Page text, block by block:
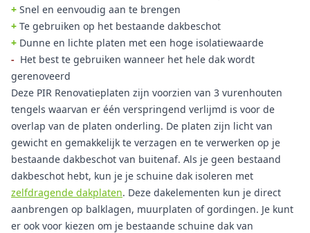
+ Snel en eenvoudig aan te brengen
+ Te gebruiken op het bestaande dakbeschot
+ Dunne en lichte platen met een hoge isolatiewaarde
- Het best te gebruiken wanneer het hele dak wordt
gerenoveerd
Deze PIR Renovatieplaten zijn voorzien van 3 vurenhouten
tengels waarvan er één verspringend verlijmd is voor de
overlap van de platen onderling. De platen zijn licht van
gewicht en gemakkelijk te verzagen en te verwerken op je
bestaande dakbeschot van buitenaf. Als je geen bestaand
dakbeschot hebt, kun je je schuine dak isoleren met
zelfdragende dakplaten. Deze dakelementen kun je direct
aanbrengen op balklagen, muurplaten of gordingen. Je kunt
er ook voor kiezen om je bestaande schuine dak van